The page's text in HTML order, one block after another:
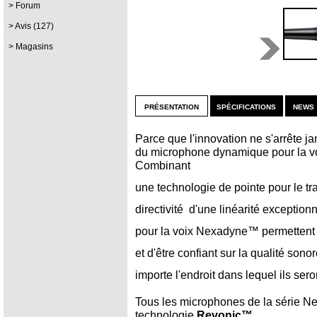
Forum
Avis (127)
Magasins
présentation
Parce que l'innovation ne s'arrête
du microphone dynamique pour la
Combinant
une technologie de pointe pour le
directivité d'une linéarité
pour la voix Nexadyne™
et d'être confiant sur la qualité
importe l'endroit dans lequel ils
Tous les microphones de la série
spécifications